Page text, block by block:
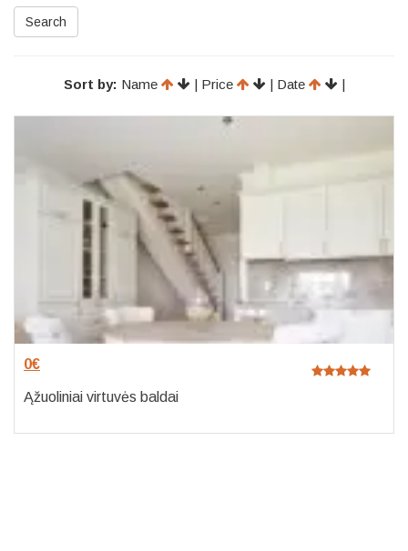
Search
Sort by: Name | Price | Date |
0€
Ąžuoliniai virtuvės baldai